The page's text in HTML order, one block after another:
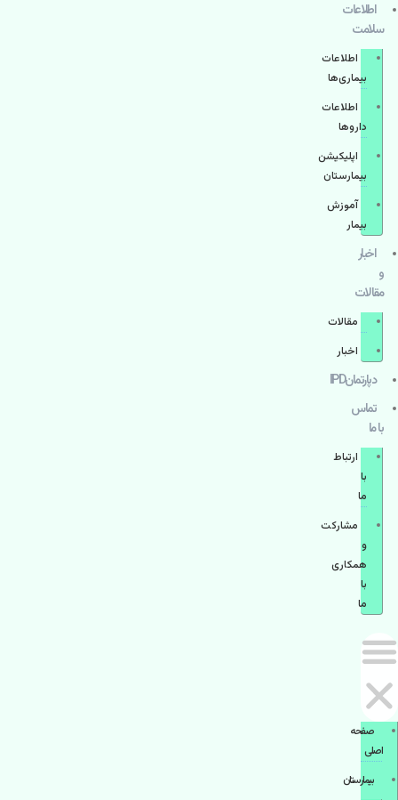
اطلاعات
سلامت
اطلاعات
بیماری‌ها
اطلاعات
دارو‌ها
اپليكيشن
بيمارستان
آموزش
بیمار
اخبار
و
مقالات
مقالات
اخبار
دپارتمانIPD
تماس
با ما
ارتباط
با
ما
مشاركت
و
همكاری
با
ما
صفحه
اصلی
بيمارستان